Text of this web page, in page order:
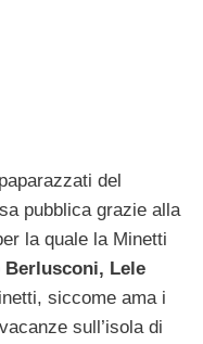
del
pubblica grazie alla
la quale la Minetti
Lele
siccome ama i
sull’isola di